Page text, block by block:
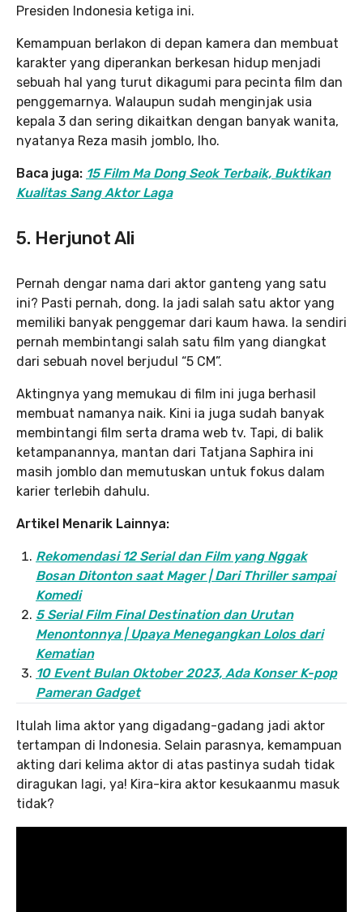
Presiden Indonesia ketiga ini.
Kemampuan berlakon di depan kamera dan membuat
karakter yang diperankan berkesan hidup menjadi
sebuah hal yang turut dikagumi para pecinta film dan
penggemarnya. Walaupun sudah menginjak usia
kepala 3 dan sering dikaitkan dengan banyak wanita,
nyatanya Reza masih jomblo, lho.
Baca juga: 15 Film Ma Dong Seok Terbaik, Buktikan
Kualitas Sang Aktor Laga
5. Herjunot Ali
Pernah dengar nama dari aktor ganteng yang satu
ini? Pasti pernah, dong. Ia jadi salah satu aktor yang
memiliki banyak penggemar dari kaum hawa. Ia sendiri
pernah membintangi salah satu film yang diangkat
dari sebuah novel berjudul “5 CM”.
Aktingnya yang memukau di film ini juga berhasil
membuat namanya naik. Kini ia juga sudah banyak
membintangi film serta drama web tv. Tapi, di balik
ketampanannya, mantan dari Tatjana Saphira ini
masih jomblo dan memutuskan untuk fokus dalam
karier terlebih dahulu.
Artikel Menarik Lainnya:
Rekomendasi 12 Serial dan Film yang Nggak
Bosan Ditonton saat Mager | Dari Thriller sampai
Komedi
5 Serial Film Final Destination dan Urutan
Menontonnya | Upaya Menegangkan Lolos dari
Kematian
10 Event Bulan Oktober 2023, Ada Konser K-pop
Pameran Gadget
Itulah lima aktor yang digadang-gadang jadi aktor
tertampan di Indonesia. Selain parasnya, kemampuan
akting dari kelima aktor di atas pastinya sudah tidak
diragukan lagi, ya! Kira-kira aktor kesukaanmu masuk
tidak?